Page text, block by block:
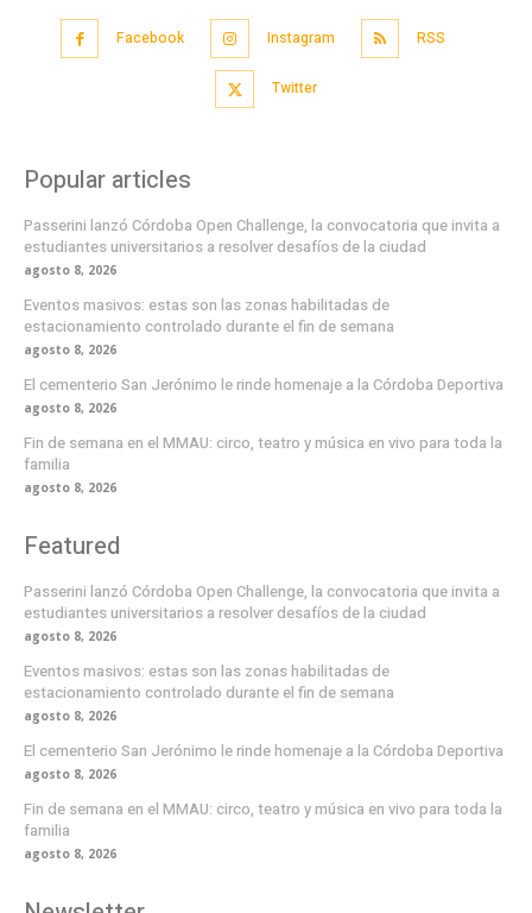
Facebook Instagram RSS
Twitter
Popular articles
Passerini lanzó Córdoba Open Challenge, la convocatoria que invita a
estudiantes universitarios a resolver desafíos de la ciudad
agosto 8, 2026
Eventos masivos: estas son las zonas habilitadas de
estacionamiento controlado durante el fin de semana
agosto 8, 2026
El cementerio San Jerónimo le rinde homenaje a la Córdoba Deportiva
agosto 8, 2026
Fin de semana en el MMAU: circo, teatro y música en vivo para toda la
familia
agosto 8, 2026
Featured
Passerini lanzó Córdoba Open Challenge, la convocatoria que invita a
estudiantes universitarios a resolver desafíos de la ciudad
agosto 8, 2026
Eventos masivos: estas son las zonas habilitadas de
estacionamiento controlado durante el fin de semana
agosto 8, 2026
El cementerio San Jerónimo le rinde homenaje a la Córdoba Deportiva
agosto 8, 2026
Fin de semana en el MMAU: circo, teatro y música en vivo para toda la
familia
agosto 8, 2026